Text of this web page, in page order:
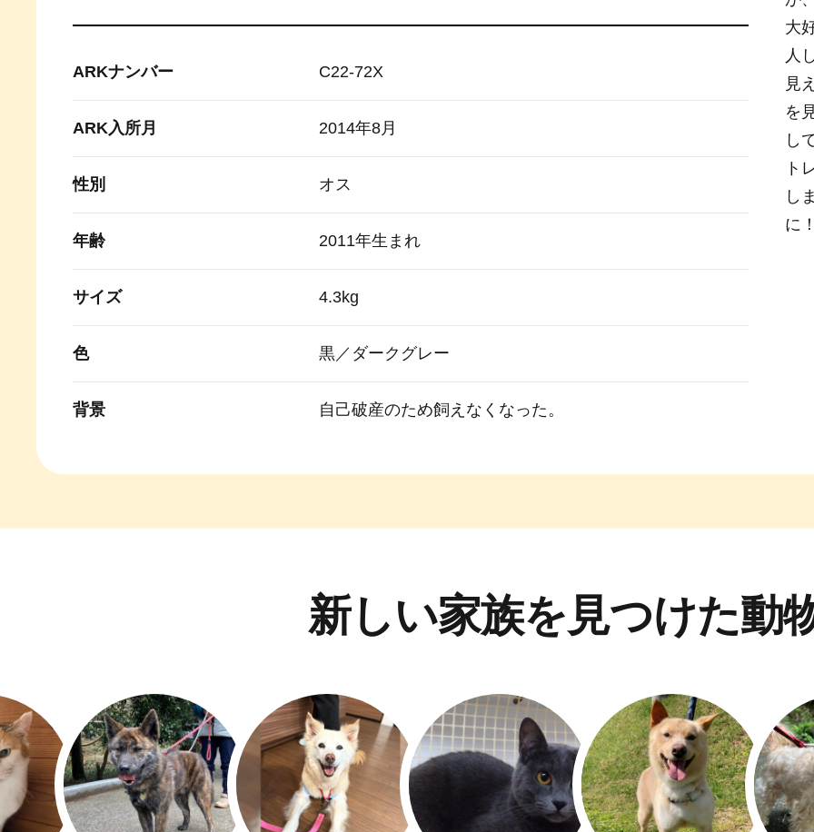
ARKナンバー C22-72X
ARK入所月 2014年8月
性別 オス
年齢 2011年生まれ
サイズ 4.3kg
色 黒／ダークグレー
背景 自己破産のため飼えなくなった。
大
人
見
を
し
ト
し
に
新しい家族を見つけた動